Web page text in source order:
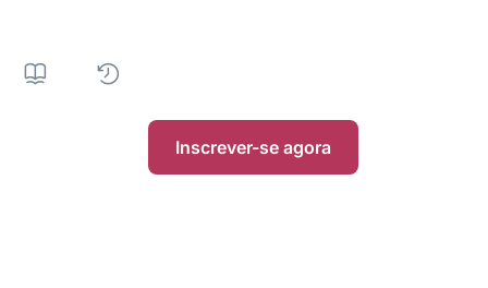
Inscrever-se agora